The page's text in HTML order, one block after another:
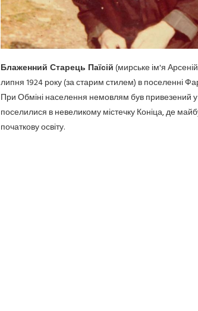
Блаженний Старець Паїсій(мирське ім'я
липня 1924 року (за старим стилем) в поселенні
При Обміні населення немовлям був привезений
поселилися в невеликому містечку Коніца, де
початкову освіту.